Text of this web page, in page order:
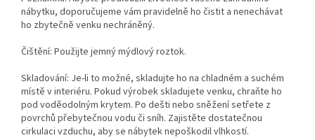
nábytku, doporučujeme vám pravidelně ho čistit a nenechávat
ho zbytečně venku nechráněný.
Čištění: Použijte jemný mýdlový roztok.
Skladování: Je-li to možné, skladujte ho na chladném a suchém
místě v interiéru. Pokud výrobek skladujete venku, chraňte ho
pod voděodolným krytem. Po dešti nebo sněžení setřete z
povrchů přebytečnou vodu či sníh. Zajistěte dostatečnou
cirkulaci vzduchu, aby se nábytek nepoškodil vlhkostí.